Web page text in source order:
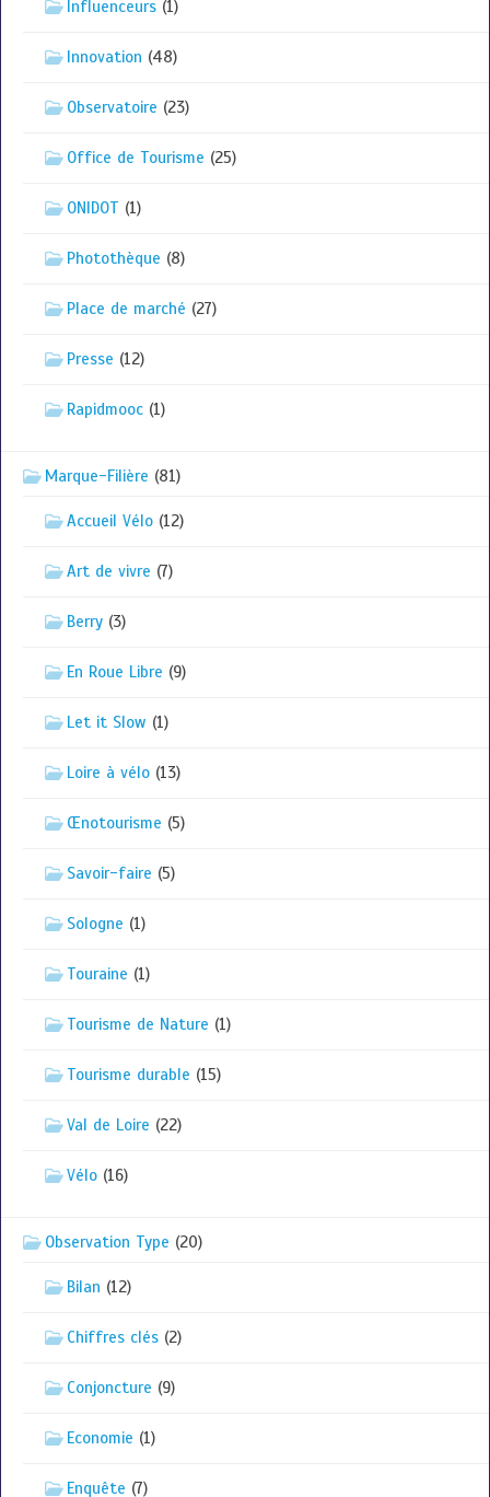
Influenceurs (1)
Innovation (48)
Observatoire (23)
Office de Tourisme (25)
ONIDOT (1)
Photothèque (8)
Place de marché (27)
Presse (12)
Rapidmooc (1)
Marque-Filière (81)
Accueil Vélo (12)
Art de vivre (7)
Berry (3)
En Roue Libre (9)
Let it Slow (1)
Loire à vélo (13)
Œnotourisme (5)
Savoir-faire (5)
Sologne (1)
Touraine (1)
Tourisme de Nature (1)
Tourisme durable (15)
Val de Loire (22)
Vélo (16)
Observation Type (20)
Bilan (12)
Chiffres clés (2)
Conjoncture (9)
Economie (1)
Enquête (7)